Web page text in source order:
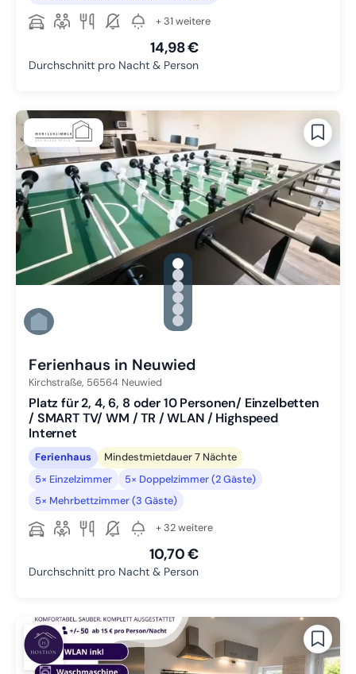
+ 31 weitere
14,98 €
Durchschnitt pro Nacht & Person
gallery.slide_selector
Zu Slide 1 wechseln
Zu Slide 2 wechseln
Zu Slide 3 wechseln
Zu Slide 4 wechseln
Zu Slide 5 wechseln
Zu Slide 6 wechseln
Ferienhaus in Neuwied
Kirchstraße, 56564 Neuwied
Platz für 2, 4, 6, 8 oder 10 Personen/ Einzelbetten
/ SMART TV/ WM / TR / WLAN / Highspeed
Internet
Ferienhaus
Mindestmietdauer 7 Nächte
5× Einzelzimmer
5× Doppelzimmer (2 Gäste)
5× Mehrbettzimmer (3 Gäste)
+ 32 weitere
10,70 €
Durchschnitt pro Nacht & Person